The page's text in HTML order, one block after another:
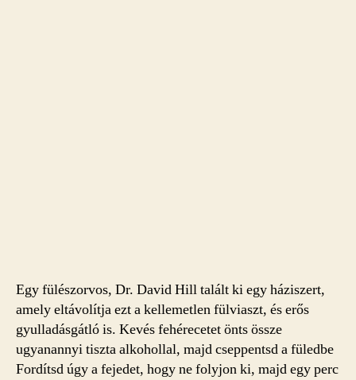
Egy fülészorvos, Dr. David Hill talált ki egy háziszert,
amely eltávolítja ezt a kellemetlen fülviaszt, és erős
gyulladásgátló is. Kevés fehérecetet önts össze
ugyanannyi tiszta alkohollal, majd cseppentsd a füledbe
Fordítsd úgy a fejedet, hogy ne folyjon ki, majd egy perc